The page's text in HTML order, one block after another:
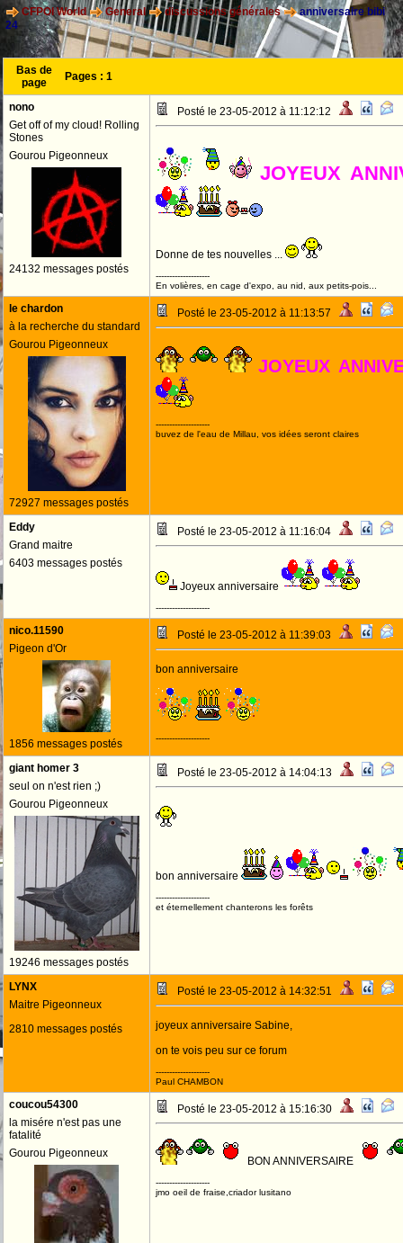
CFPOI World General discussions générales
anniversaire bibi
24
Bas de
page
Pages : 1
nono
Get off of my cloud! Rolling
Stones
Gourou Pigeonneux
24132 messages postés
Posté le 23-05-2012 à 11:12:12
JOYEUX
Donne de tes nouvelles ...
--------------------
En volières, en cage d'expo, au nid, aux petits-pois...
le chardon
à la recherche du standard
Gourou Pigeonneux
72927 messages postés
Posté le 23-05-2012 à 11:13:57
JOYEUX
--------------------
buvez de l'eau de Millau, vos idées seront claires
Eddy
Grand maitre
6403 messages postés
Posté le 23-05-2012 à 11:16:04
Joyeux anniversaire
--------------------
nico.11590
Pigeon d'Or
1856 messages postés
Posté le 23-05-2012 à 11:39:03
bon anniversaire
--------------------
giant homer 3
seul on n'est rien ;)
Gourou Pigeonneux
19246 messages postés
Posté le 23-05-2012 à 14:04:13
bon anniversaire
--------------------
et éternellement chanterons les forêts
LYNX
Maitre Pigeonneux
2810 messages postés
Posté le 23-05-2012 à 14:32:51
joyeux anniversaire Sabine,
on te vois peu sur ce forum
--------------------
Paul CHAMBON
coucou54300
la misére n'est pas une
fatalité
Gourou Pigeonneux
Posté le 23-05-2012 à 15:16:30
BON ANNIVERSAIRE
--------------------
jmo oeil de fraise,criador lusitano